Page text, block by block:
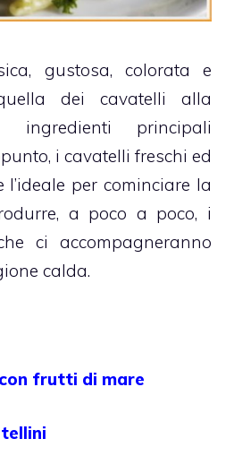
gustosa, colorata e
dei cavatelli alla
principali
i cavatelli freschi ed
l’ideale per cominciare la
a poco a poco, i
ci accompagneranno
calda.
frutti di mare